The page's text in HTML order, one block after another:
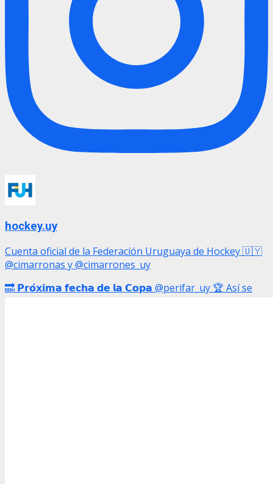
hockey.uy
Cuenta oficial de la Federación Uruguaya de Hockey 🇺🇾
@cimarronas y @cimarrones_uy
🔜 𝗣𝗿𝗼́𝘅𝗶𝗺𝗮 𝗳𝗲𝗰𝗵𝗮 𝗱𝗲 𝗹𝗮 𝗖𝗼𝗽𝗮 @perifar_uy 🏆 Así se